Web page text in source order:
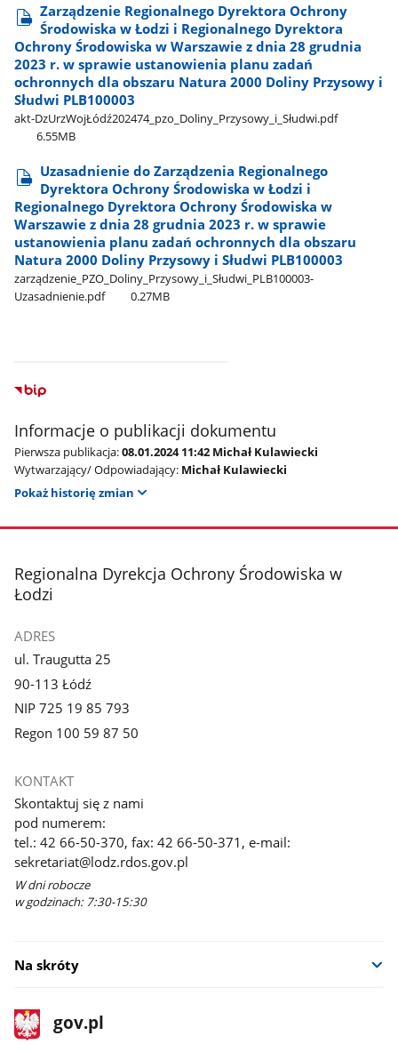
Zarządzenie Regionalnego Dyrektora Ochrony
Środowiska w Łodzi i Regionalnego Dyrektora
Ochrony Środowiska w Warszawie z dnia 28 grudnia
2023 r. w sprawie ustanowienia planu zadań
ochronnych dla obszaru Natura 2000 Doliny Przysowy i
Słudwi PLB100003
akt-DzUrzWojŁódź202474​_pzo​_Doliny​_Przysowy​_i​_Słudwi.pdf
6.55MB
Uzasadnienie do Zarządzenia Regionalnego
Dyrektora Ochrony Środowiska w Łodzi i
Regionalnego Dyrektora Ochrony Środowiska w
Warszawie z dnia 28 grudnia 2023 r. w sprawie
ustanowienia planu zadań ochronnych dla obszaru
Natura 2000 Doliny Przysowy i Słudwi PLB100003
zarządzenie​_PZO​_Doliny​_Przysowy​_i​_Słudwi​_PLB100003-
Uzasadnienie.pdf
0.27MB
Informacje o publikacji dokumentu
Pierwsza publikacja:08.01.2024 11:42 Michał Kulawiecki
Wytwarzający/ Odpowiadający: Michał Kulawiecki
Pokaż historię zmian
stopka
Regionalna Dyrekcja Ochrony Środowiska w
Łodzi
ADRES
ul. Traugutta 25
90-113 Łódź
NIP 725 19 85 793
Regon 100 59 87 50
KONTAKT
Skontaktuj się z nami
pod numerem:
tel.: 42 66-50-370, fax: 42 66-50-371, e-mail:
sekretariat@lodz.rdos.gov.pl
W dni robocze
w godzinach: 7:30-15:30
Na skróty
stopka
gov.pl
Strona
gov.pl